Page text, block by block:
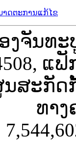
າດຕະການແກ້ໄຂ
ງຈັນທະ
ແຟັ
ນສະກັ
ທາງ